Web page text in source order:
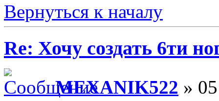
Вернуться к началу
Re: Хочу создать 6ти
MEXANIK522 »